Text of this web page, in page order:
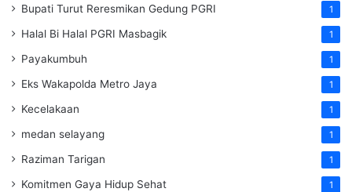
Bupati Turut Reresmikan Gedung PGRI 1
Halal Bi Halal PGRI Masbagik 1
Payakumbuh 1
Eks Wakapolda Metro Jaya 1
Kecelakaan 1
medan selayang 1
Raziman Tarigan 1
Komitmen Gaya Hidup Sehat 1